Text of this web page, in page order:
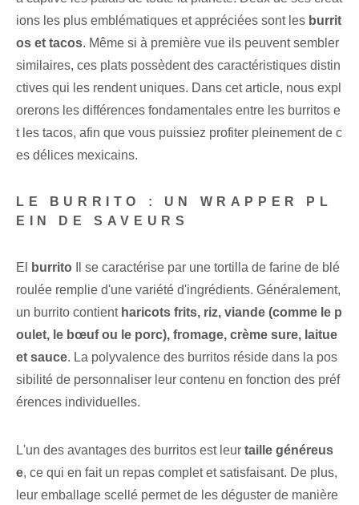
ions les plus emblématiques et appréciées sont les burrit
os et tacos. Même si à première vue ils peuvent sembler
similaires, ces plats possèdent des caractéristiques distin
ctives qui les rendent uniques. Dans cet article, nous expl
orerons les différences fondamentales entre les burritos e
t les tacos, afin que vous puissiez profiter pleinement de c
es délices mexicains.
LE BURRITO : UN WRAPPER PL
EIN DE SAVEURS
El burrito Il se caractérise par une tortilla de farine de blé
roulée remplie d'une variété d'ingrédients. Généralement,
un burrito contient haricots frits, riz, viande (comme le p
oulet, le bœuf ou le porc), fromage, crème sure, laitue
et sauce. La polyvalence des burritos réside dans la pos
sibilité de personnaliser leur contenu en fonction des préf
érences individuelles.
L'un des avantages des burritos est leur taille généreus
e, ce qui en fait un repas complet et satisfaisant. De plus,
leur emballage scellé permet de les déguster⁤ de manière